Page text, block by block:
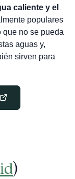
caliente y el
populares
no se pueda
aguas y,
sirven para
)